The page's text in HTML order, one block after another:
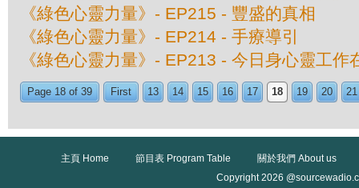
《綠色心靈力量》- EP215 - 豐盛的真相
《綠色心靈力量》- EP214 - 手療導引
《綠色心靈力量》- EP213 - 今日身心靈工作
Page 18 of 39 First 13 14 15 16 17 18 19 20 21
主頁 Home 節目表 Program Table
關於我們 About us
Copyright 2026